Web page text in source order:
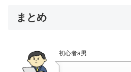
まとめ
初心者a男